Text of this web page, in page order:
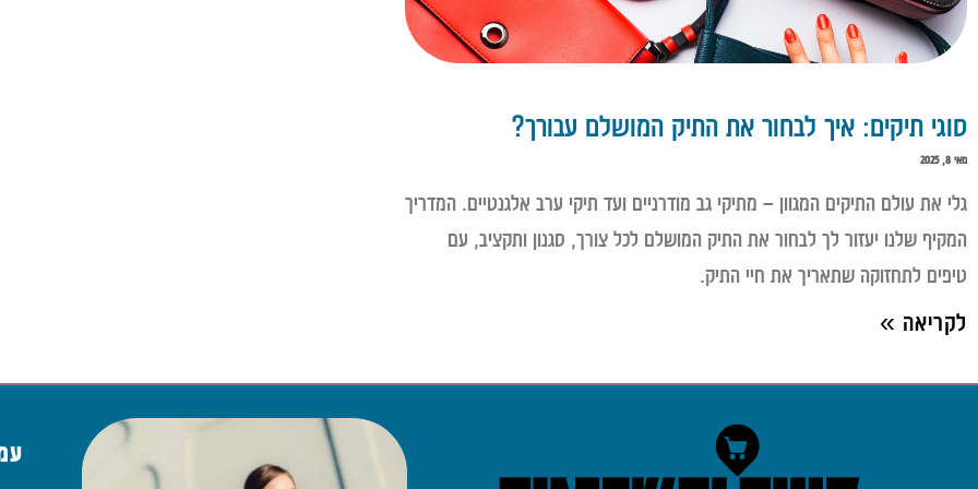
סוגי תיקים: איך לבחור את התיק המושלם עבורך?
מאי 8, 2025
גלי את עולם התיקים המגוון – מתיקי גב מודרניים ועד תיקי ערב אלגנטיים. המדריך
המקיף שלנו יעזור לך לבחור את התיק המושלם לכל צורך, סגנון ותקציב, עם
טיפים לתחזוקה שתאריך את חיי התיק.
לקריאה »